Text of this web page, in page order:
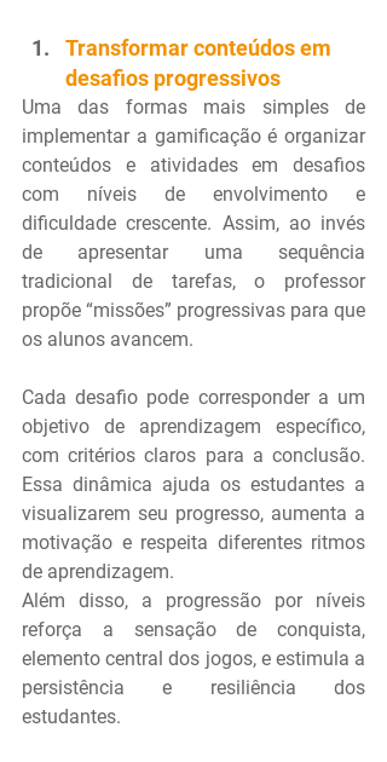
Transformar conteúdos em
desafios progressivos
Uma das formas mais simples de
implementar a gamificação é organizar
conteúdos e atividades em desafios
com níveis de envolvimento e
dificuldade crescente. Assim, ao invés
de apresentar uma sequência
tradicional de tarefas, o professor
propõe “missões” progressivas para que
os alunos avancem.
Cada desafio pode corresponder a um
objetivo de aprendizagem específico,
com critérios claros para a conclusão.
Essa dinâmica ajuda os estudantes a
visualizarem seu progresso, aumenta a
motivação e respeita diferentes ritmos
de aprendizagem.
Além disso, a progressão por níveis
reforça a sensação de conquista,
elemento central dos jogos, e estimula a
persistência e resiliência dos
estudantes.